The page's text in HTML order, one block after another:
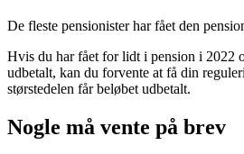
De fleste pensionister har fået den
Hvis du har fået for lidt i pension i 2022
udbetalt, kan du forvente at få din
størstedelen får beløbet udbetalt.
Nogle må vente på brev